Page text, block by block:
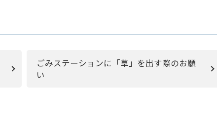
ごみステーションに「草」を出す際のお願
い